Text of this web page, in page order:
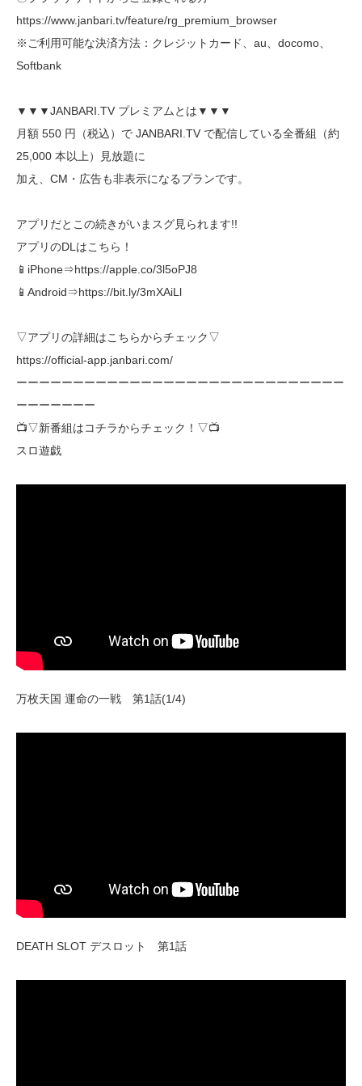
https://www.janbari.tv/feature/rg_premium_browser
※ご利用可能な決済方法：クレジットカード、au、docomo、
Softbank
▼▼▼JANBARI.TV プレミアムとは▼▼▼
月額 550 円（税込）で JANBARI.TV で配信している全番組（約
25,000 本以上）見放題に
加え、CM・広告も非表示になるプランです。
アプリだとこの続きがいまスグ見られます!!
アプリのDLはこちら！
📱iPhone⇒https://apple.co/3l5oPJ8
📱Android⇒https://bit.ly/3mXAiLl
▽アプリの詳細はこちらからチェック▽
https://official-app.janbari.com/
ーーーーーーーーーーーーーーーーーーーーーーーーーーーーー
ーーーーーーー
📺▽新番組はコチラからチェック！▽📺
スロ遊戯
万枚天国 運命の一戦 第1話(1/4)
DEATH SLOT デスロット 第1話